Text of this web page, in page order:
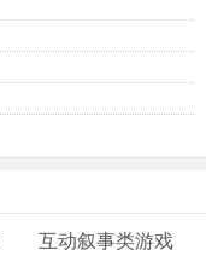
互动叙事类游戏